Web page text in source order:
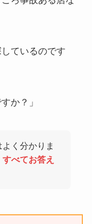
ているのです
か？」
く分かりま
べてお答え